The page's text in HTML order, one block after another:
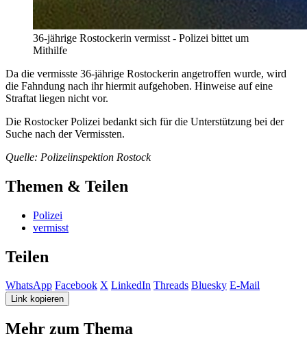
36-jährige Rostockerin vermisst - Polizei bittet um
Mithilfe
Da die vermisste 36-jährige Rostockerin angetroffen wurde, wird
die Fahndung nach ihr hiermit aufgehoben. Hinweise auf eine
Straftat liegen nicht vor.
Die Rostocker Polizei bedankt sich für die Unterstützung bei der
Suche nach der Vermissten.
Quelle: Polizeiinspektion Rostock
Themen & Teilen
Polizei
vermisst
Teilen
WhatsApp Facebook X LinkedIn Threads Bluesky E-Mail
Link kopieren
Mehr zum Thema